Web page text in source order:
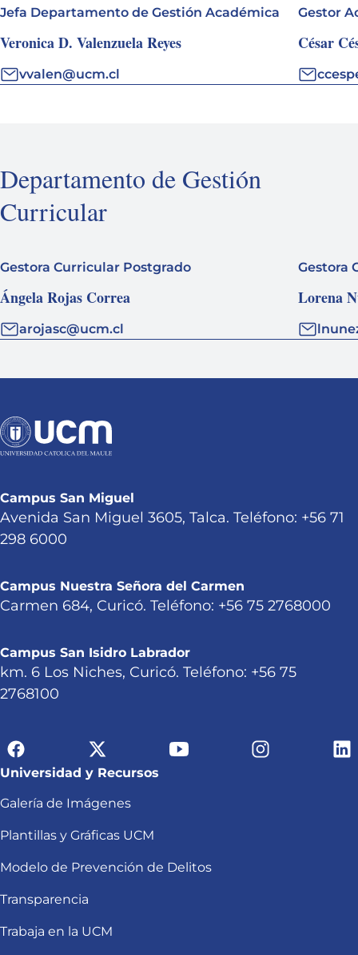
Jefa Departamento de Gestión Académica
Veronica D. Valenzuela Reyes
vvalen@ucm.cl
Gestor
César
Departamento de Gestión
Curricular
Gestora Curricular Postgrado
Ángela Rojas Correa
arojasc@ucm.cl
Gestora
Lorena
Campus San Miguel
Avenida San Miguel 3605, Talca. Teléfono: +56 71
298 6000
Campus Nuestra Señora del Carmen
Carmen 684, Curicó. Teléfono: +56 75 2768000
Campus San Isidro Labrador
km. 6 Los Niches, Curicó. Teléfono: +56 75
2768100
Universidad y Recursos
Galería de Imágenes
Plantillas y Gráficas UCM
Modelo de Prevención de Delitos
Transparencia
Trabaja en la UCM